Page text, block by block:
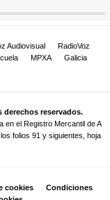
Audiovisual
RadioVoz
MPXA
Galicia
derechos reservados.
en el Registro Mercantil de A
folios 91 y siguientes, hoja
cookies
Condiciones